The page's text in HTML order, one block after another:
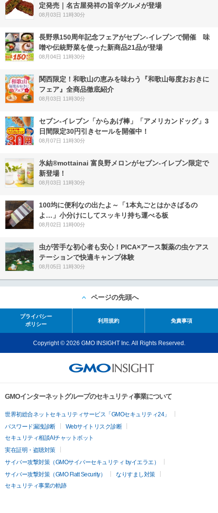
定発売｜名古屋発祥の旨辛グルメが登場
08月03日 11時30分
長野県150周年記念フェアがセブン-イレブンで開催 味
噌や伝統野菜を使った新商品21品が登場
08月04日 11時30分
関西限定！和歌山の恵みを味わう『和歌山毎度おおきに
フェア』全商品徹底紹介
08月03日 11時30分
セブン‐イレブン「からあげ棒」「アメリカンドッグ」3
日間限定30円引きセールを開催中！
08月07日 11時30分
氷結®mottainai 富良野メロンがセブン‐イレブン限定で
新登場！
08月03日 11時30分
100均に便利なの出たよ～「1本丸ごとはかさばるの
よ…」小分けにしてスッキリ持ち運べる板
08月02日 11時00分
虫が苦手な初心者も安心！PICA×アース製薬の虫ケアス
テーションで快適キャンプ体験
08月05日 11時30分
ページの先頭へ
プライバシー
ポリシー
利用規約 免責事項
Copyright © 2026 GMO INSIGHT Inc. All Rights Reserved.
GMOインターネットグループのセキュリティ事業について
世界初総合ネットセキュリティサービス「GMOセキュリティ24」
パスワード漏洩診断
Webサイトリスク診断
セキュリティ相談AIチャットボット
実在証明・盗聴対策
サイバー攻撃対策（GMOサイバーセキュリティ byイエラエ）
サイバー攻撃対策（GMO Flatt Security）
なりすまし対策
セキュリティ事業の軌跡